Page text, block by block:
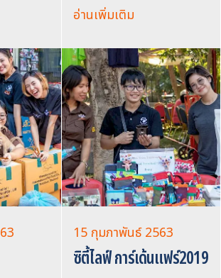
อ่านเพิ่มเติม
15 กุมภาพันธ์ 2563
ซิตี้ไลฟ์ การ์เด้นแฟร์2019